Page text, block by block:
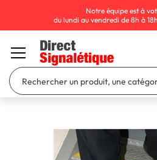
Notre équipe est à
du lundi au vendredi de 8h à